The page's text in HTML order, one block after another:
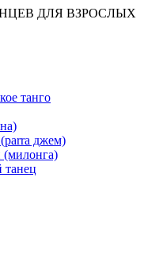
ДЛЯ ВЗРОСЛЫХ
танго
джем)
(милонга)
танец